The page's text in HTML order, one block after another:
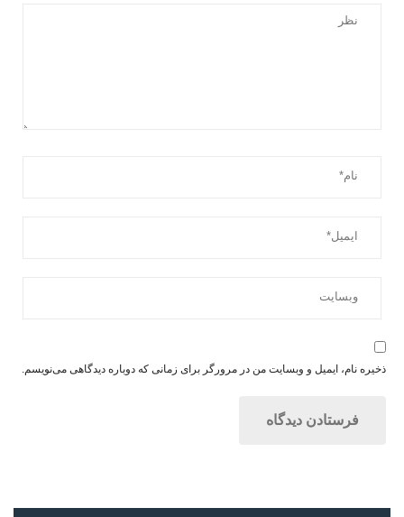
ذخیره نام، ایمیل و وبسایت من در مرورگر برای زمانی که دوباره دیدگاهی می‌نویسم.